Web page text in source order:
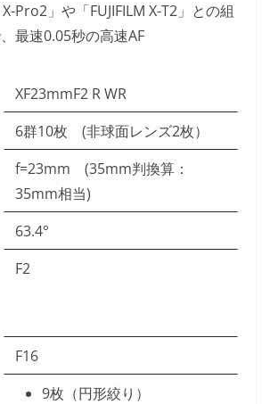
X-Pro2」や「FUJIFILM X-T2」との組
最速0.05秒の高速AF
XF23mmF2 R WR
6群10枚 (非球面レンズ2枚）
f=23mm (35mm判換算：
35mm相当)
63.4°
F2
F16
9枚（円形絞り）